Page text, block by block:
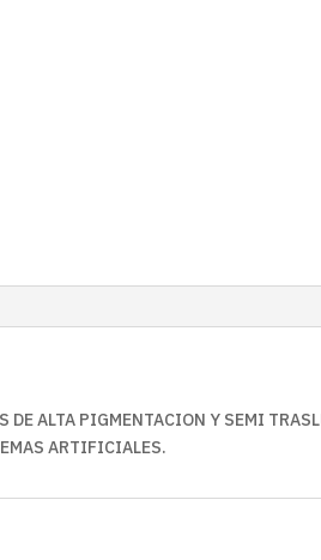
ALTA PIGMENTACION Y SEMI
ARTIFICIALES.